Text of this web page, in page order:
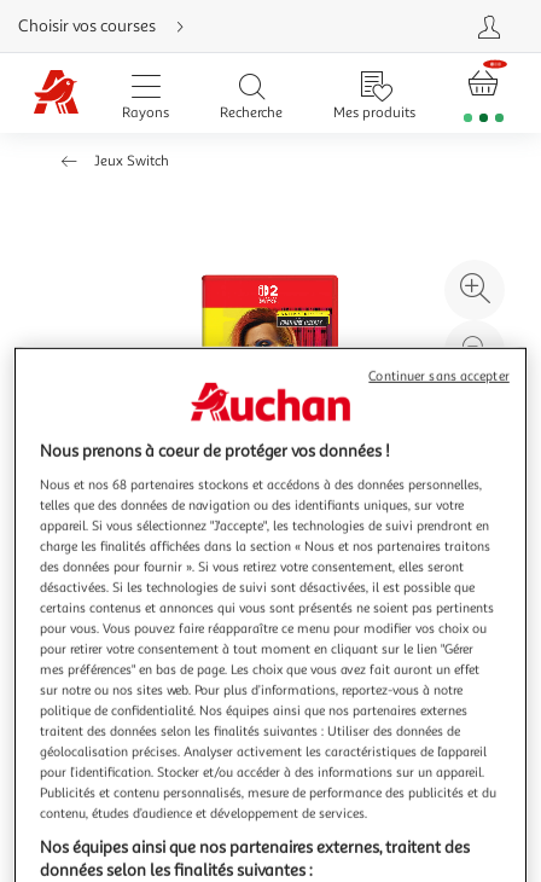
Aller
directement
au
contenu
Aller
directement
Aller
Choisir vos courses
Rayons Recherche Mes produits
Jeux Switch
à
Illustration
précédente
Illustration
suivante
Meilleure venteVoir conditions
Cyberpunk 2077 Ultimate Edition Nintendo Switch 2
Nintendo Switch 2
En savoir +
Vendu parAuchan
Choisir un magasin
Retrait 1h en magasin
Nous prenons à coeur de protéger vos données !
Nous et nos 68 partenaires stockons et accédons à des données personnelles,
telles que des données de navigation ou des identifiants uniques, sur votre
appareil. Si vous sélectionnez "J'accepte", les technologies de suivi prendront en
charge les finalités affichées dans la section « Nous et nos partenaires traitons
des données pour fournir ». Si vous retirez votre consentement, elles seront
désactivées. Si les technologies de suivi sont désactivées, il est possible que
certains contenus et annonces qui vous sont présentés ne soient pas pertinents
pour vous. Vous pouvez faire réapparaître ce menu pour modifier vos choix ou
pour retirer votre consentement à tout moment en cliquant sur le lien "Gérer
mes préférences" en bas de page. Les choix que vous avez fait auront un effet
sur notre ou nos sites web. Pour plus d’informations, reportez-vous à notre
politique de confidentialité. Nos équipes ainsi que nos partenaires externes
traitent des données selon les finalités suivantes : Utiliser des données de
géolocalisation précises. Analyser activement les caractéristiques de l’appareil
pour l’identification. Stocker et/ou accéder à des informations sur un appareil.
Publicités et contenu personnalisés, mesure de performance des publicités et du
contenu, études d’audience et développement de services.
Nos équipes ainsi que nos partenaires externes, traitent des
données selon les finalités suivantes :
Continuer sans accepter